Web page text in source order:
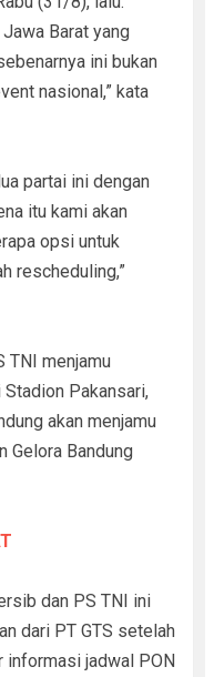
Barat yang
ini bukan
nasional,” kata
partai ini dengan
itu kami akan
opsi untuk
rescheduling,”
TNI menjamu
Stadion Pakansari,
akan menjamu
Gelora Bandung
dan PS TNI ini
dari PT GTS setelah
informasi jadwal PON